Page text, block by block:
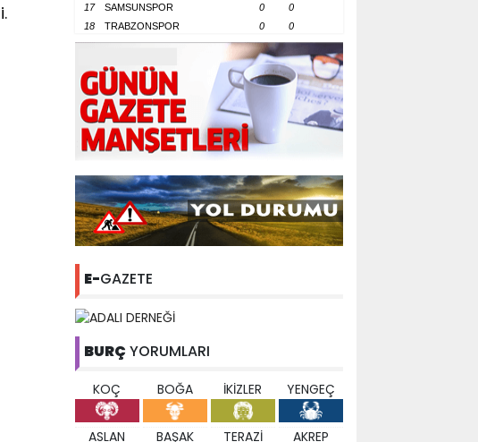
17
SAMSUNSPOR 0
0
18
TRABZONSPOR 0 0
E-GAZETE
BURÇ YORUMLARI
KOÇ BOĞA İKİZLER YENGEÇ
ASLAN BAŞAK TERAZİ AKREP